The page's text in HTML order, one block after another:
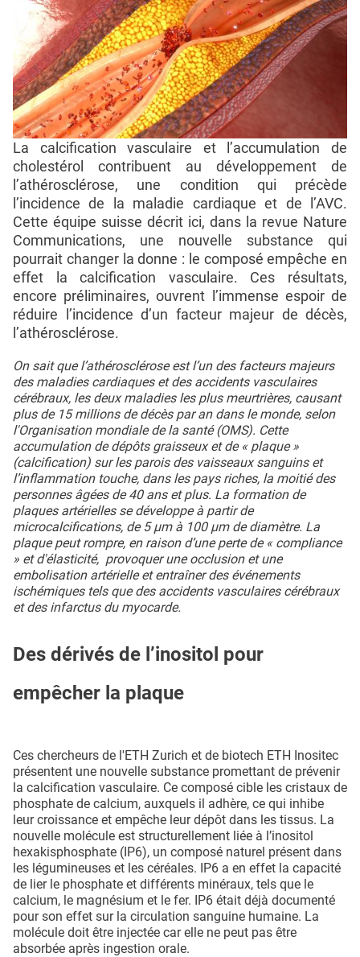
La calcification vasculaire et l’accumulation de
cholestérol contribuent au développement de
l’athérosclérose, une condition qui précède
l’incidence de la maladie cardiaque et de l’AVC.
Cette équipe suisse décrit ici, dans la revue Nature
Communications, une nouvelle substance qui
pourrait changer la donne : le composé empêche en
effet la calcification vasculaire. Ces résultats,
encore préliminaires, ouvrent l’immense espoir de
réduire l’incidence d’un facteur majeur de décès,
l’athérosclérose.
On sait que l’athérosclérose est l’un des facteurs majeurs
des maladies cardiaques et des accidents vasculaires
cérébraux, les deux maladies les plus meurtrières, causant
plus de 15 millions de décès par an dans le monde, selon
l'Organisation mondiale de la santé (OMS). Cette
accumulation de dépôts graisseux et de « plaque »
(calcification) sur les parois des vaisseaux sanguins et
l’inflammation touche, dans les pays riches, la moitié des
personnes âgées de 40 ans et plus. La formation de
plaques artérielles se développe à partir de
microcalcifications, de 5 μm à 100 μm de diamètre. La
plaque peut rompre, en raison d’une perte de « compliance
» et d'élasticité, provoquer une occlusion et une
embolisation artérielle et entraîner des événements
ischémiques tels que des accidents vasculaires cérébraux
et des infarctus du myocarde.
Des dérivés de l’inositol pour
empêcher la plaque
Ces chercheurs de l'ETH Zurich et de biotech ETH Inositec
présentent une nouvelle substance promettant de prévenir
la calcification vasculaire. Ce composé cible les cristaux de
phosphate de calcium, auxquels il adhère, ce qui inhibe
leur croissance et empêche leur dépôt dans les tissus. La
nouvelle molécule est structurellement liée à l’inositol
hexakisphosphate (IP6), un composé naturel présent dans
les légumineuses et les céréales. IP6 a en effet la capacité
de lier le phosphate et différents minéraux, tels que le
calcium, le magnésium et le fer. IP6 était déjà documenté
pour son effet sur la circulation sanguine humaine. La
molécule doit être injectée car elle ne peut pas être
absorbée après ingestion orale.